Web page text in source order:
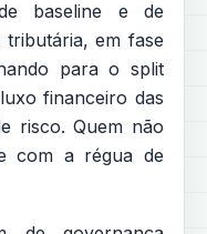
baseline e de
em fase
para o split
financeiro das
risco. Quem não
com a régua de